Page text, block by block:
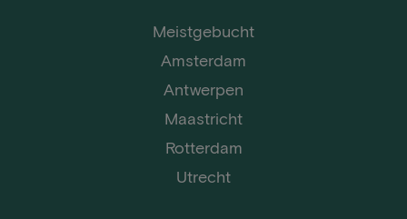
Meistgebucht
Amsterdam
Antwerpen
Maastricht
Rotterdam
Utrecht